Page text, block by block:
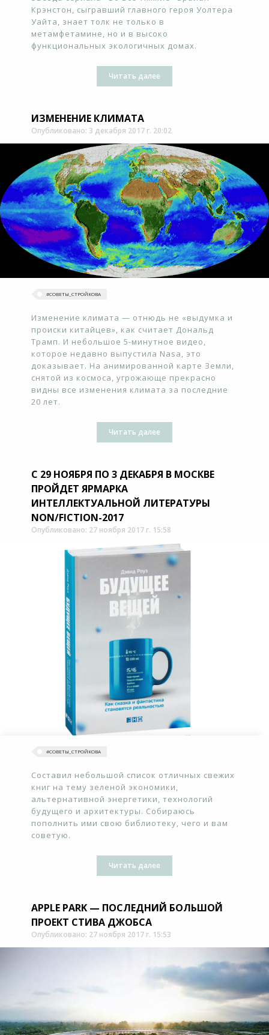
Крэнстон, сыгравший главного героя Уолтера
Уайта, знает толк не только в
метамфетамине, но и в высоко
функциональных экологичных домах.
Читать далее
ИЗМЕНЕНИЕ КЛИМАТА
Опубликовано: 3 декабря 2017 г. 20:02
#‎СОВЕТЫ_СТРОЙКОВА
Изменение климата — отнюдь не «выдумка и
происки китайцев», как считает Дональд
Трамп. И небольшое 5-минутное видео,
которое недавно выпустила Nasa, это
доказывает. На анимированной карте Земли,
снятой из космоса, угрожающе прекрасно
видны все изменения климата за последние
20 лет.
Читать далее
С 29 НОЯБРЯ ПО 3 ДЕКАБРЯ В МОСКВЕ
ПРОЙДЕТ ЯРМАРКА
ИНТЕЛЛЕКТУАЛЬНОЙ ЛИТЕРАТУРЫ
NON/FICTION-2017
Опубликовано: 27 ноября 2017 г. 15:58
#‎СОВЕТЫ_СТРОЙКОВА
Составил небольшой список отличных свежих
книг на тему зеленой экономики,
альтернативной энергетики, технологий
будущего и архитектуры. Собираюсь
пополнить ими свою библиотеку, чего и вам
советую.
Читать далее
APPLE PARK — ПОСЛЕДНИЙ БОЛЬШОЙ
ПРОЕКТ СТИВА ДЖОБСА
Опубликовано: 27 ноября 2017 г. 15:53